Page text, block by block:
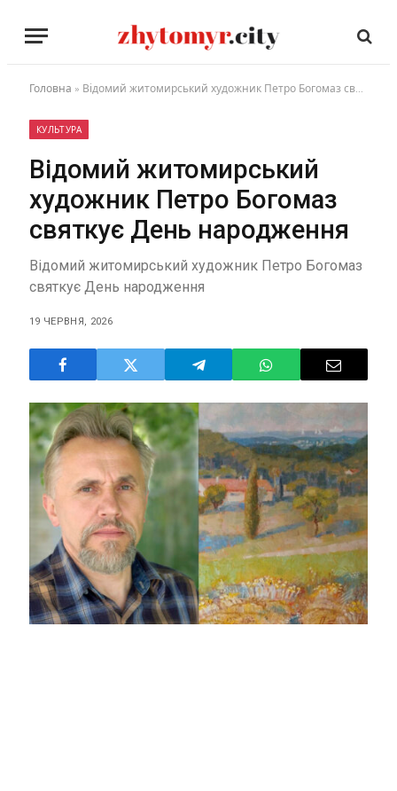
Головна » Відомий житомирський художник Петро Богомаз святкує День народження
КУЛЬТУРА
Відомий житомирський
художник Петро Богомаз
святкує День народження
Відомий житомирський художник Петро Богомаз
святкує День народження
19 ЧЕРВНЯ, 2026